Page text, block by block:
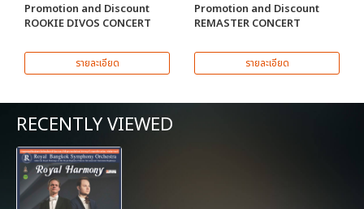
Promotion and Discount
ROOKIE DIVOS CONCERT
รายละเอียด
Promotion and Discount
REMASTER CONCERT
รายละเอียด
RECENTLY VIEWED